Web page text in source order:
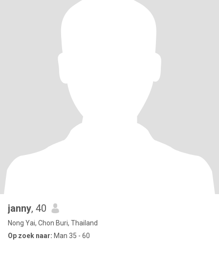
janny, 40
Nong Yai, Chon Buri, Thailand
Op zoek naar: Man 35 - 60